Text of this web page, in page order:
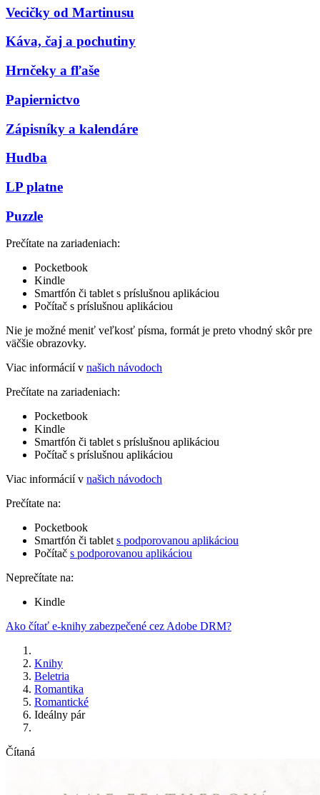
Vecičky od Martinusu
Káva, čaj a pochutiny
Hrnčeky a fľaše
Papiernictvo
Zápisníky a kalendáre
Hudba
LP platne
Puzzle
Prečítate na zariadeniach:
Pocketbook
Kindle
Smartfón či tablet s príslušnou aplikáciou
Počítač s príslušnou aplikáciou
Nie je možné meniť veľkosť písma, formát je preto vhodný skôr pre
väčšie obrazovky.
Viac informácií v našich návodoch
Prečítate na zariadeniach:
Pocketbook
Kindle
Smartfón či tablet s príslušnou aplikáciou
Počítač s príslušnou aplikáciou
Viac informácií v našich návodoch
Prečítate na:
Pocketbook
Smartfón či tablet s podporovanou aplikáciou
Počítač s podporovanou aplikáciou
Neprečítate na:
Kindle
Ako čítať e-knihy zabezpečené cez Adobe DRM?
Knihy
Beletria
Romantika
Romantické
Ideálny pár
Čítaná